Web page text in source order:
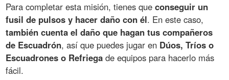
Para completar esta misión, tienes queconseguir un
fusil de pulsos y hacer daño con él. En este caso,
también cuenta el daño que hagan tus compañeros
de Escuadrón, así que puedes jugar en Dúos, Tríos o
Escuadrones o Refriega de equipos para hacerlo más
fácil.